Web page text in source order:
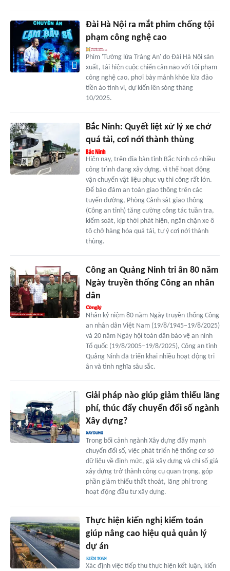
Đài Hà Nội ra mắt phim chống tội
phạm công nghệ cao
Phim 'Tường lửa Tràng An' do Đài Hà Nội sản
xuất, tái hiện cuộc chiến cân não với tội phạm
công nghệ cao, phơi bày mánh khóe lừa đảo
tiền ảo tinh vi, dự kiến lên sóng tháng
10/2025.
Bắc Ninh: Quyết liệt xử lý xe chở
quá tải, cơi nới thành thùng
Hiện nay, trên địa bàn tỉnh Bắc Ninh có nhiều
công trình đang xây dựng, vì thế hoạt động
vận chuyển vật liệu phục vụ thi công rất lớn.
Để bảo đảm an toàn giao thông trên các
tuyến đường, Phòng Cảnh sát giao thông
(Công an tỉnh) tăng cường công tác tuần tra,
kiểm soát, kịp thời phát hiện, ngăn chặn xe ô
tô chở hàng hóa quá tải, tự ý cơi nới thành
thùng.
Công an Quảng Ninh tri ân 80 năm
Ngày truyền thống Công an nhân
dân
Nhân kỷ niệm 80 năm Ngày truyền thống Công
an nhân dân Việt Nam (19/8/1945–19/8/2025)
và 20 năm Ngày hội toàn dân bảo vệ an ninh
Tổ quốc (19/8/2005–19/8/2025), Công an tỉnh
Quảng Ninh đã triển khai nhiều hoạt động tri
ân và tình nghĩa sâu sắc.
Giải pháp nào giúp giảm thiểu lãng
phí, thúc đẩy chuyển đổi số ngành
Xây dựng?
Trong bối cảnh ngành Xây dựng đẩy mạnh
chuyển đổi số, việc phát triển hệ thống cơ sở
dữ liệu về định mức, giá xây dựng và chỉ số giá
xây dựng trở thành công cụ quan trọng, góp
phần giảm thiểu thất thoát, lãng phí trong
hoạt động đầu tư xây dựng.
Thực hiện kiến nghị kiểm toán
giúp nâng cao hiệu quả quản lý
dự án
Xác định việc tiếp thu thực hiện kết luận, kiến